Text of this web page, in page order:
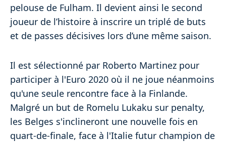
pelouse de Fulham. Il devient ainsi le second
joueur de l’histoire à inscrire un triplé de buts
et de passes décisives lors d’une même saison.
Il est sélectionné par Roberto Martinez pour
participer à l'Euro 2020 où il ne joue néanmoins
qu'une seule rencontre face à la Finlande.
Malgré un but de Romelu Lukaku sur penalty,
les Belges s'inclineront une nouvelle fois en
quart-de-finale, face à l'Italie futur champion de